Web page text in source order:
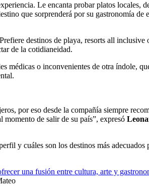
Le encanta probar platos
que sorprenderá por su gastronomía
destinos de playa, resorts all
de la cotidianeidad.
médicas o inconvenientes de otra índole,
por eso desde la compañía siempre
momento de salir de su país”, expresó
y cuáles son los destinos más
una fusión entre cultura, arte y